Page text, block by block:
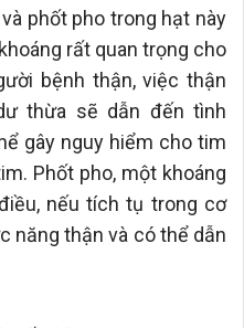
phốt pho trong hạt này
rất quan trọng cho
bệnh thận, việc thận
thừa sẽ dẫn đến tình
gây nguy hiểm cho tim
Phốt pho, một khoáng
nếu tích tụ trong cơ
năng thận và có thể dẫn